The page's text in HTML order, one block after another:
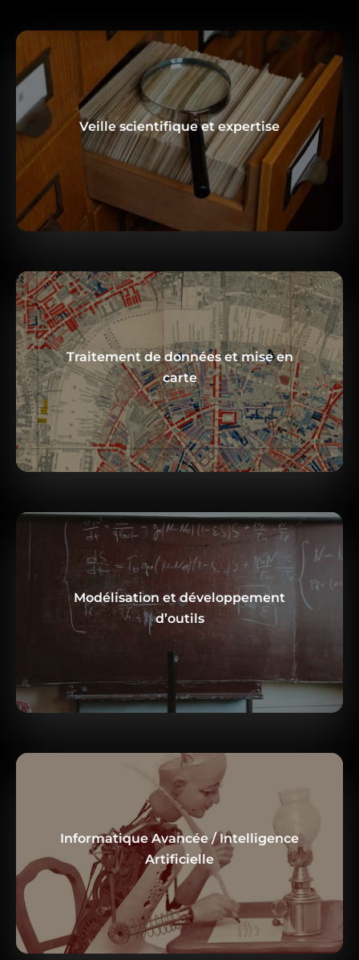
Veille scientifique et expertise
En savoir plus
Traitement de données et mise en
carte
En savoir plus
Modélisation et développement
d’outils
En savoir plus
Informatique Avancée / Intelligence
Artificielle
En savoir plus